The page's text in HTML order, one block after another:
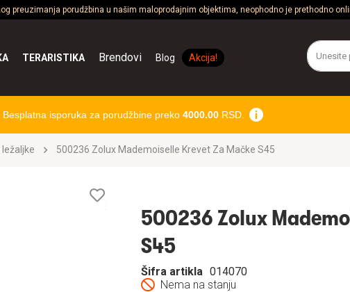
preuzimanja porudžbina u našim maloprodajnim objektima, neophodno je prethodno
TERARISTIKA Brendovi Blog Akcija!
Besplatna isporuka za porudžbine preko 4000.00RSD.
ležaljke 500236 Zolux Mademoiselle Krevet Za Mačke S45
želja
500236 Zolux
S45
Nema na stanju
Šifra artikla 014070